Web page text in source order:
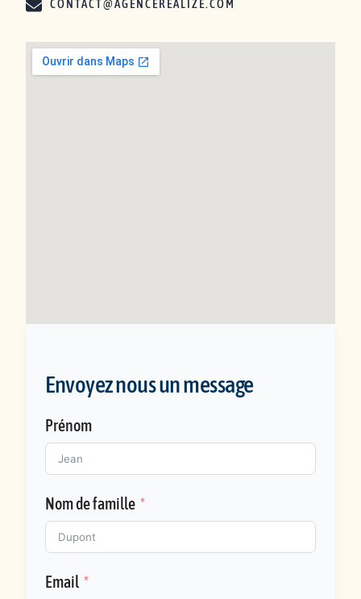
CONTACT@AGENCEREALIZE.COM
Envoyez nous un message
Prénom
Nom de famille
Email